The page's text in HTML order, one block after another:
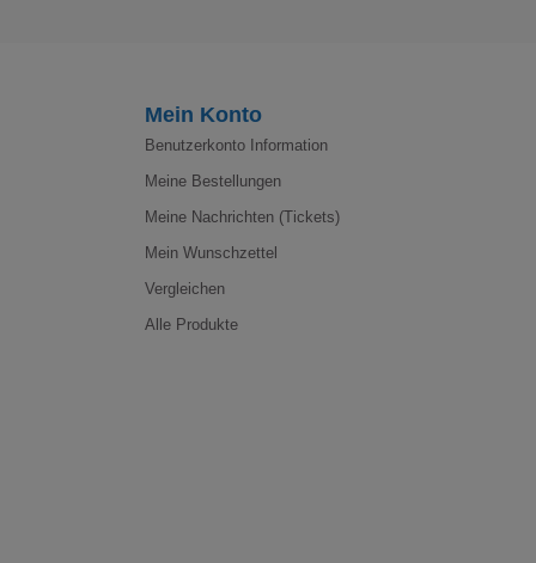
Mein Konto
Benutzerkonto Information
Meine Bestellungen
Meine Nachrichten (Tickets)
Mein Wunschzettel
Vergleichen
Alle Produkte